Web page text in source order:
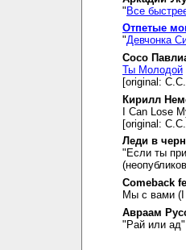
"Все
Отпетые
"Девчонка
Сосо
Ты Молодой
[original:
Кирилл
I Can Lose
[original:
Леди в
"Если ты
Comeback
Мы с вами (I
Авраам
"Рай или